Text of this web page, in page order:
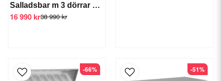
Salladsbar m 3 dörrar glas topp
38 990 kr
16 990 kr
-66% -51%